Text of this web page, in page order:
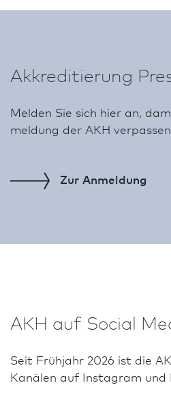
Akkreditierung
Melden Sie sich hier an,
meldung der AKH
Zur Anmeldung
AKH auf Social
Seit Frühjahr 2026 ist die
Kanälen auf Instagram und